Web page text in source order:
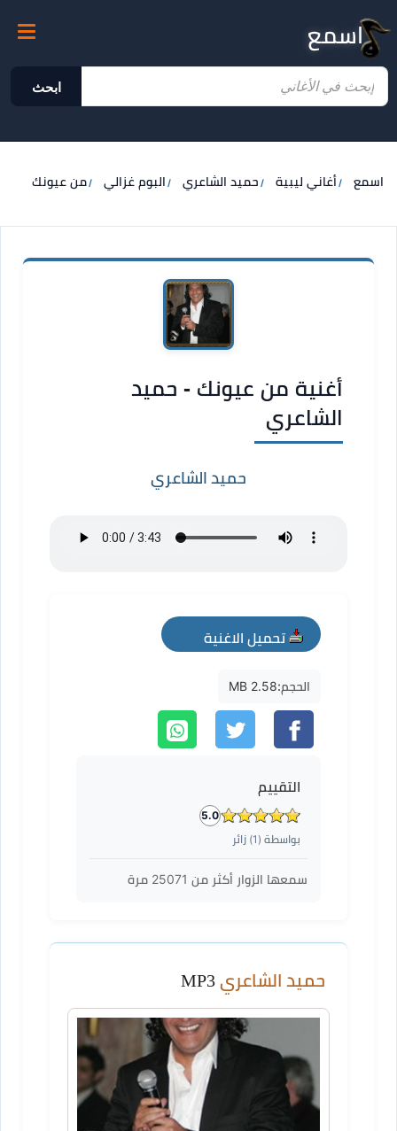
اسمع
ابحث
اسمع أغاني ليبية حميد الشاعري البوم غزالي من عيونك
أغنية من عيونك - حميد
الشاعري
حميد الشاعري
تحميل الاغنية
mp3
الحجم:2.58 MB
التقييم
5.0
بواسطة ( 1) زائر
سمعها الزوار أكثر من 25071 مرة
حميد الشاعري